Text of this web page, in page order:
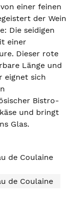
einer feinen
der Wein
Die seidigen
einer
Dieser rote
Länge und
eignet sich
Bistro-
und bringt
Glas.
de Coulaine
de Coulaine